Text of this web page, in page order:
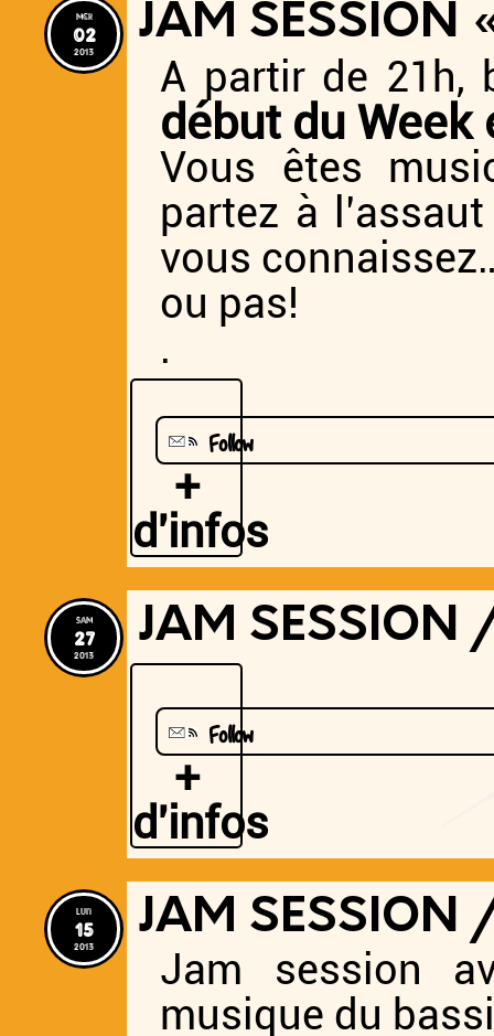
mer
02
2013
JAM SESSION
A partir de 21h,
début du Week
Vous êtes
partez à
vous
ou pas!
.
Follow
+
d'infos
sam
27
2013
JAM SESSION
Follow
+
d'infos
lun
15
2013
JAM SESSION
Jam session
musique du